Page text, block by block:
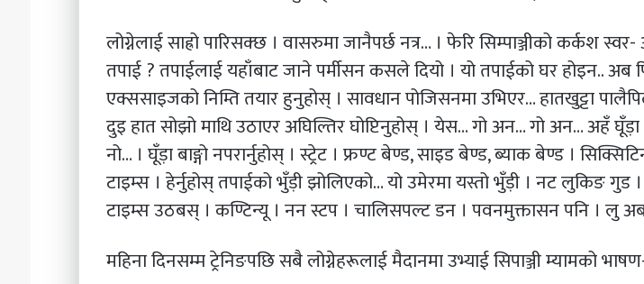
लोग्नेलाई साह्रो पारिसक्छ । वासरुमा जानैपर्छ नत्र… । फेरि सिम्पाञ्जीको कर्कश
तपाई ? तपाईलाई यहाँबाट जाने पर्मीसन कसले दियो । यो तपाईको घर होइन..
एक्ससाइजको निम्ति तयार हुनुहोस् । सावधान पोजिसनमा उभिएर… हातखुट्टा
दुइ हात सोझो माथि उठाएर अघिल्तिर घोप्टिनुहोस् । येस… गो अन… गो अन… अहँ घूँड़ा
नो… । घूँड़ा बाङ्गो नपरार्नुहोस् । स्ट्रेट । फ्रण्ट बेण्ड, साइड बेण्ड, ब्याक बेण्ड ।
टाइम्स । हेर्नुहोस् तपाईको भुँड़ी झोलिएको… यो उमेरमा यस्तो भुँड़ी । नट लुकिङ गुड
टाइम्स उठबस् । कण्टिन्यू । नन स्टप । चालिसपल्ट डन । पवनमुक्तासन पनि । लु
महिना दिनसम्म ट्रेनिङपछि सबै लोग्नेहरूलाई मैदानमा उभ्याई सिपाञ्जी म्यामको